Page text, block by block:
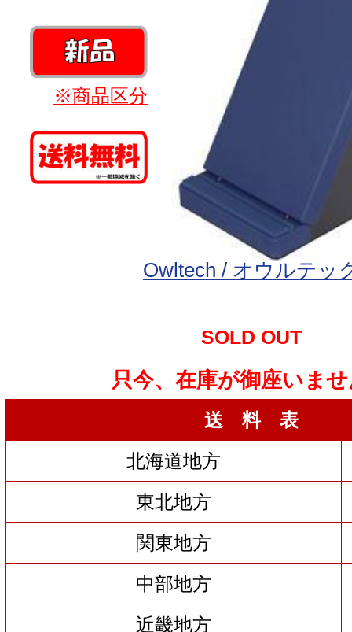
※商品区分
Owltech / オウルテッ
SOLD OUT
只今、在庫が御座いま
送 料 表
北海道地方
東北地方
関東地方
中部地方
近畿地方